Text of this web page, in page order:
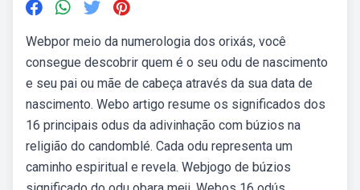
Webpor meio da numerologia dos orixás, você
consegue descobrir quem é o seu odu de nascimento
e seu pai ou mãe de cabeça através da sua data de
nascimento. Webo artigo resume os significados dos
16 principais odus da adivinhação com búzios na
religião do candomblé. Cada odu representa um
caminho espiritual e revela. Webjogo de búzios